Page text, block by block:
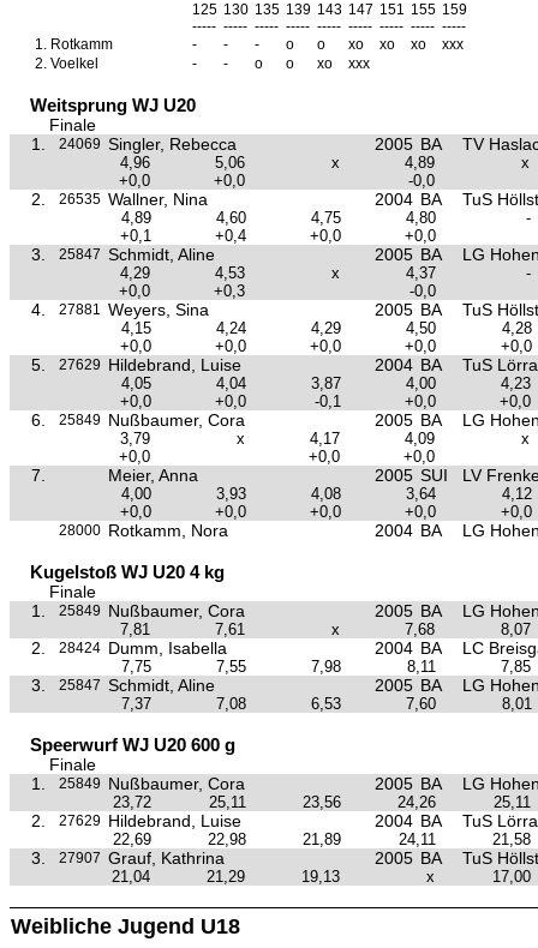
125 130 135 139 143 147 151 155 159
----- ----- ----- ----- ----- ----- ----- ----- -----
1. Rotkamm - - - o o xo xo xo
xxx
2. Voelkel - - o o xo xxx
Weitsprung WJ U20
Finale
1.
24069 Singler, Rebecca 2005 BA TV
4,96 5,06 x 4,89
x
+0,0
+0,0 -0,0
2. 26535 Wallner, Nina 2004 BA TuS
4,89 4,60 4,75 4,80
-
+0,1
+0,4 +0,0 +0,0
3. 25847 Schmidt, Aline 2005 BA LG
4,29 4,53 x 4,37
-
+0,0
+0,3 -0,0
4. 27881 Weyers, Sina 2005 BA TuS
4,15 4,24 4,29 4,50
4,28
+0,0
+0,0 +0,0 +0,0 +0,0
5. 27629 Hildebrand, Luise 2004 BA TuS
4,05 4,04 3,87 4,00
4,23
+0,0
+0,0 -0,1 +0,0 +0,0
6. 25849 Nußbaumer, Cora 2005 BA LG
3,79 x 4,17 4,09
x
+0,0
+0,0 +0,0
7. Meier, Anna 2005 SUI LV
4,00 3,93 4,08 3,64
4,12
+0,0
+0,0 +0,0 +0,0 +0,0
28000 Rotkamm, Nora 2004 BA LG
Kugelstoß WJ U20 4 kg
Finale
1.
25849 Nußbaumer, Cora 2005 BA LG
7,81 7,61 x 7,68 8,07
2. 28424 Dumm, Isabella 2004 BA LC
7,75 7,55 7,98 8,11 7,85
3. 25847 Schmidt, Aline 2005 BA LG
7,37 7,08 6,53 7,60 8,01
Speerwurf WJ U20 600 g
Finale
1.
25849 Nußbaumer, Cora 2005 BA LG
23,72 25,11 23,56 24,26 25,11
2. 27629 Hildebrand, Luise 2004 BA TuS
22,69 22,98 21,89 24,11 21,58
3. 27907 Grauf, Kathrina 2005 BA TuS
21,04 21,29 19,13 x 17,00
Weibliche Jugend U18